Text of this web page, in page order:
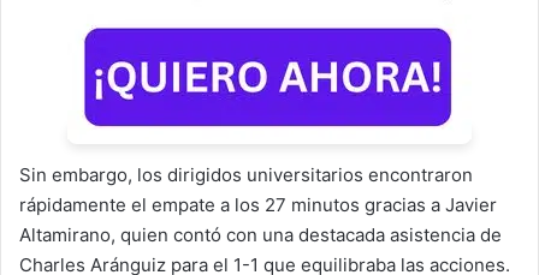
Sin embargo, los dirigidos universitarios encontraron
rápidamente el empate a los 27 minutos gracias a Javier
Altamirano, quien contó con una destacada asistencia de
Charles Aránguiz para el 1-1 que equilibraba las acciones.